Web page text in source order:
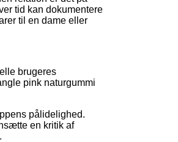
tid kan dokumentere
til en dame eller
brugeres
pink naturgummi
pålidelighed.
en kritik af